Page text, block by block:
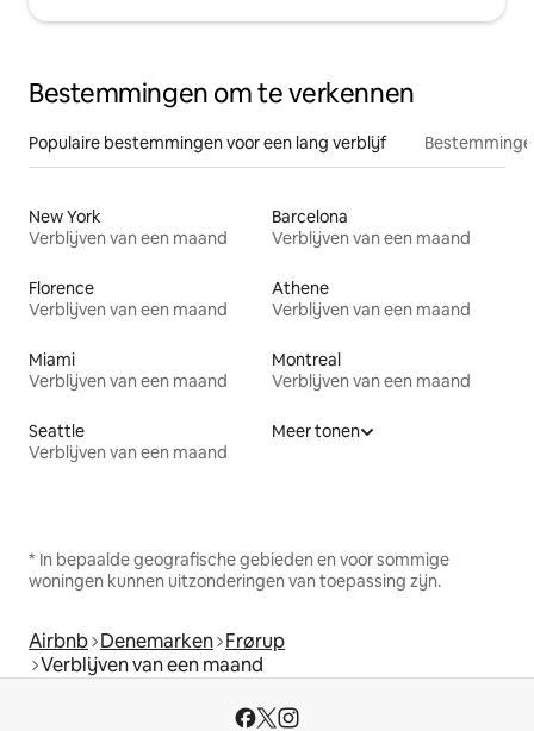
Bestemmingen om te verkennen
Populaire bestemmingen voor een lang verblijf
New York
Verblijven van een maand
Barcelona
Verblijven van een maand
Florence
Verblijven van een maand
Athene
Verblijven van een maand
Miami
Verblijven van een maand
Montreal
Verblijven van een maand
Seattle
Verblijven van een maand
Meer tonen
* In bepaalde geografische gebieden en voor sommige
woningen kunnen uitzonderingen van toepassing zijn.
Airbnb Denemarken Frørup
Verblijven van een maand